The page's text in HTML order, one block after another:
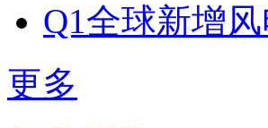
Q1全球新增
更多